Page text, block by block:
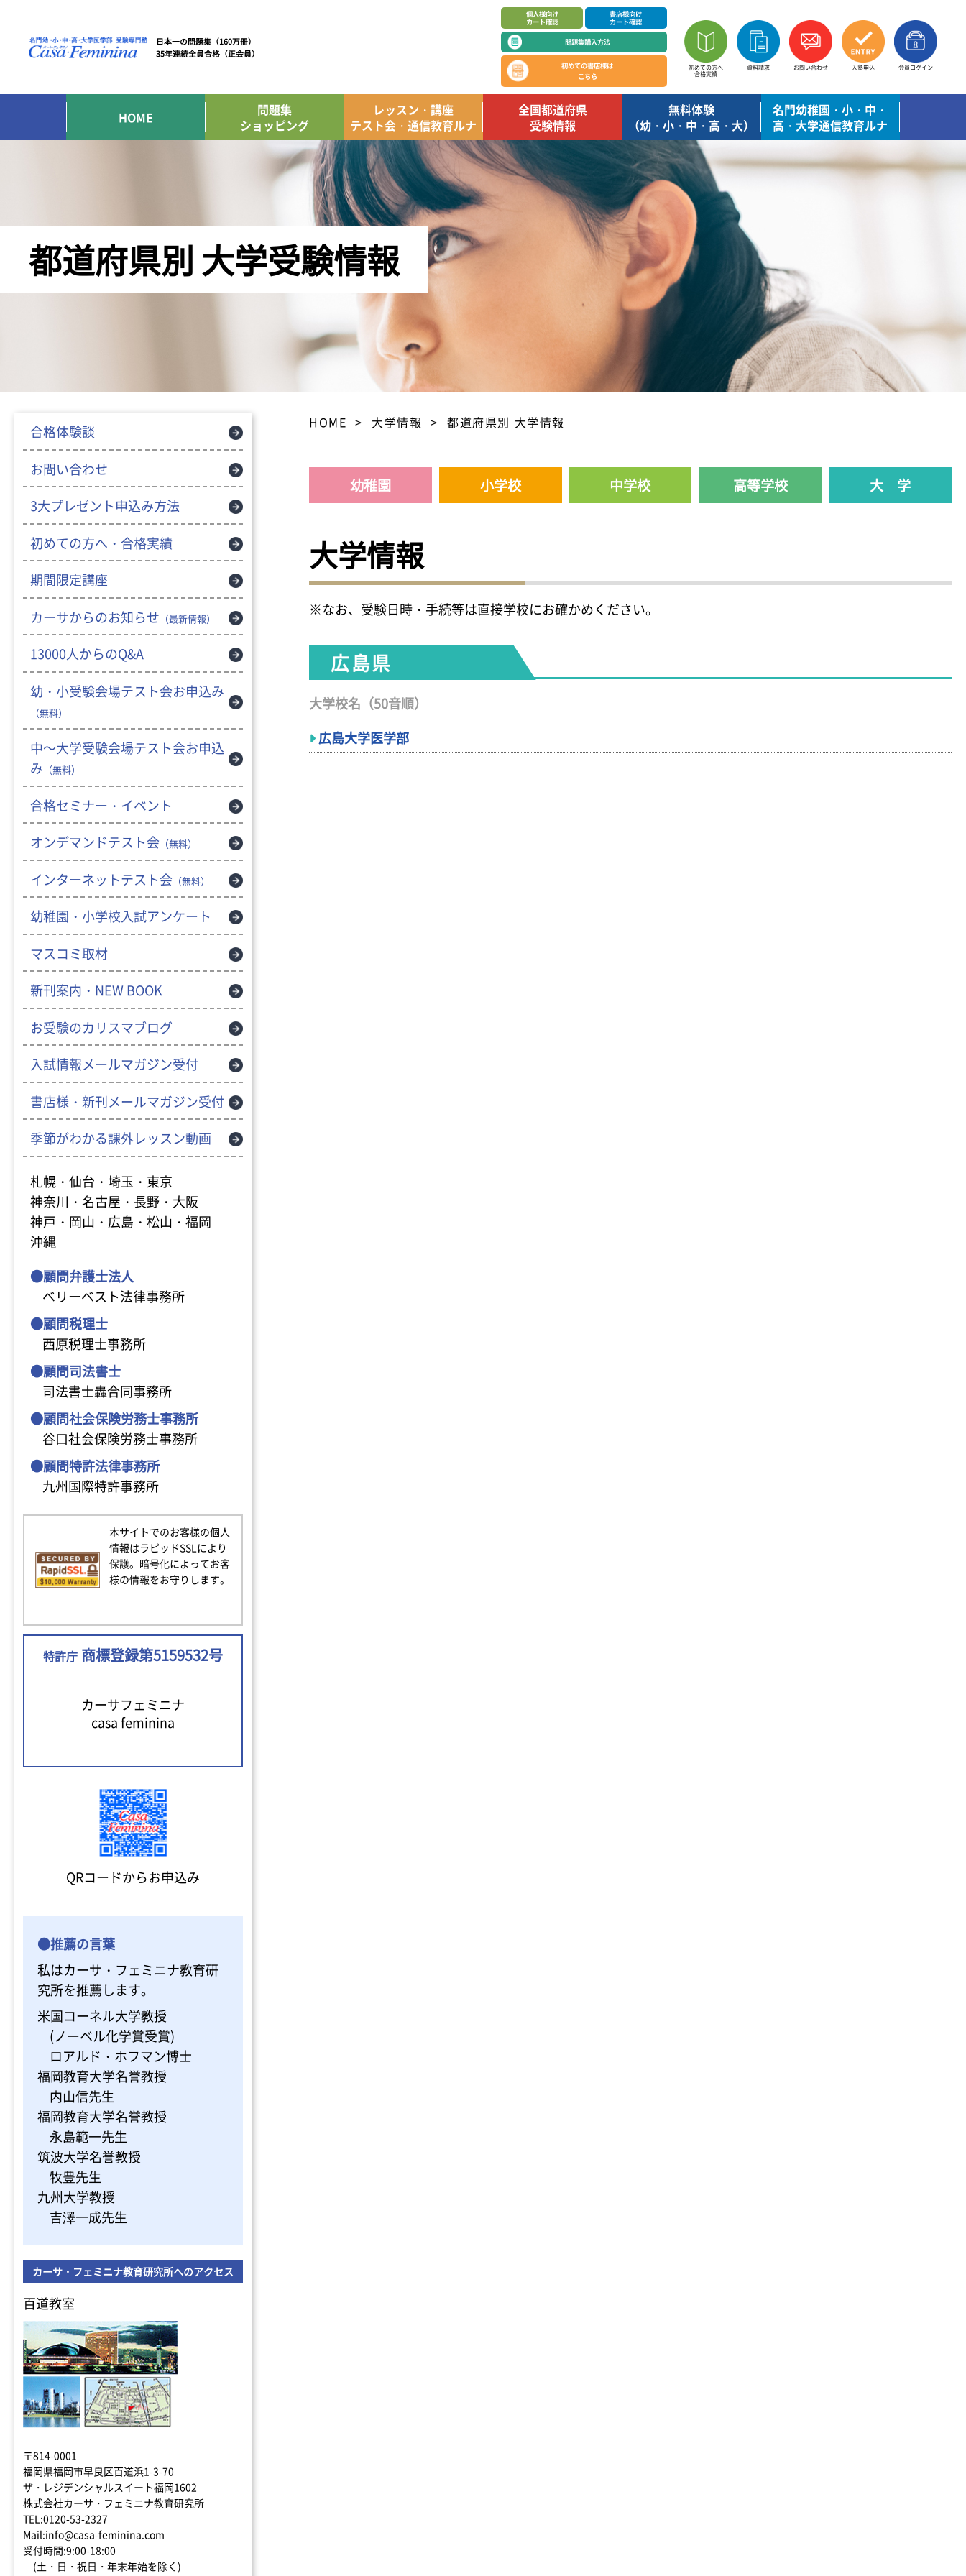
日本一の問題集（160万冊）
35年連続全員合格（正会員）
個人様向け
カート確認
書店様向け
カート確認
問題集購入方法
初めての書店様は
こちら
初めての方へ
合格実績
資料請求 お問い合わせ 入塾申込 会員ログイン
HOME
問題集
ショッピング
レッスン・講座
テスト会・通信教育ルナ
全国都道府県
受験情報
無料体験
（幼・小・中・高・大）
名門幼稚園・小・中・
高・大学通信教育ルナ
都道府県別 大学受験情報
HOME 大学情報 都道府県別 大学情報
幼稚園 小学校 中学校 高等学校 大 学
大学情報
※なお、受験日時・手続等は直接学校にお確かめください。
広島県
大学校名（50音順）
広島大学医学部
合格体験談
お問い合わせ
3大プレゼント申込み方法
初めての方へ・合格実績
期間限定講座
カーサからのお知らせ （最新情報）
13000人からのQ&A
幼・小受験会場テスト会お申込み
（無料）
中～大学受験会場テスト会お申込
み （無料）
合格セミナー・イベント
オンデマンドテスト会 （無料）
インターネットテスト会 （無料）
幼稚園・小学校入試アンケート
マスコミ取材
新刊案内・NEW BOOK
お受験のカリスマブログ
入試情報メールマガジン受付
書店様・新刊メールマガジン受付
季節がわかる課外レッスン動画
札幌・仙台・埼玉・東京
神奈川・名古屋・長野・大阪
神戸・岡山・広島・松山・福岡
沖縄
●顧問弁護士法人
ベリーベスト法律事務所
●顧問税理士
西原税理士事務所
●顧問司法書士
司法書士轟合同事務所
●顧問社会保険労務士事務所
谷口社会保険労務士事務所
●顧問特許法律事務所
九州国際特許事務所
本サイトでのお客様の個人
情報はラピッドSSLにより
保護。暗号化によってお客
様の情報をお守りします。
特許庁 商標登録第5159532号
カーサフェミニナ
casa feminina
QRコードからお申込み
●推薦の言葉
私はカーサ・フェミニナ教育研
究所を推薦します。
米国コーネル大学教授
(ノーベル化学賞受賞)
ロアルド・ホフマン博士
福岡教育大学名誉教授
内山信先生
福岡教育大学名誉教授
永島範一先生
筑波大学名誉教授
牧豊先生
九州大学教授
吉澤一成先生
カーサ・フェミニナ教育研究所へのアクセス
百道教室
〒814-0001
福岡県福岡市早良区百道浜1-3-70
ザ・レジデンシャルスイート福岡1602
株式会社カーサ・フェミニナ教育研究所
TEL:0120-53-2327
Mail:info@casa-feminina.com
受付時間:9:00-18:00
(土・日・祝日・年末年始を除く)